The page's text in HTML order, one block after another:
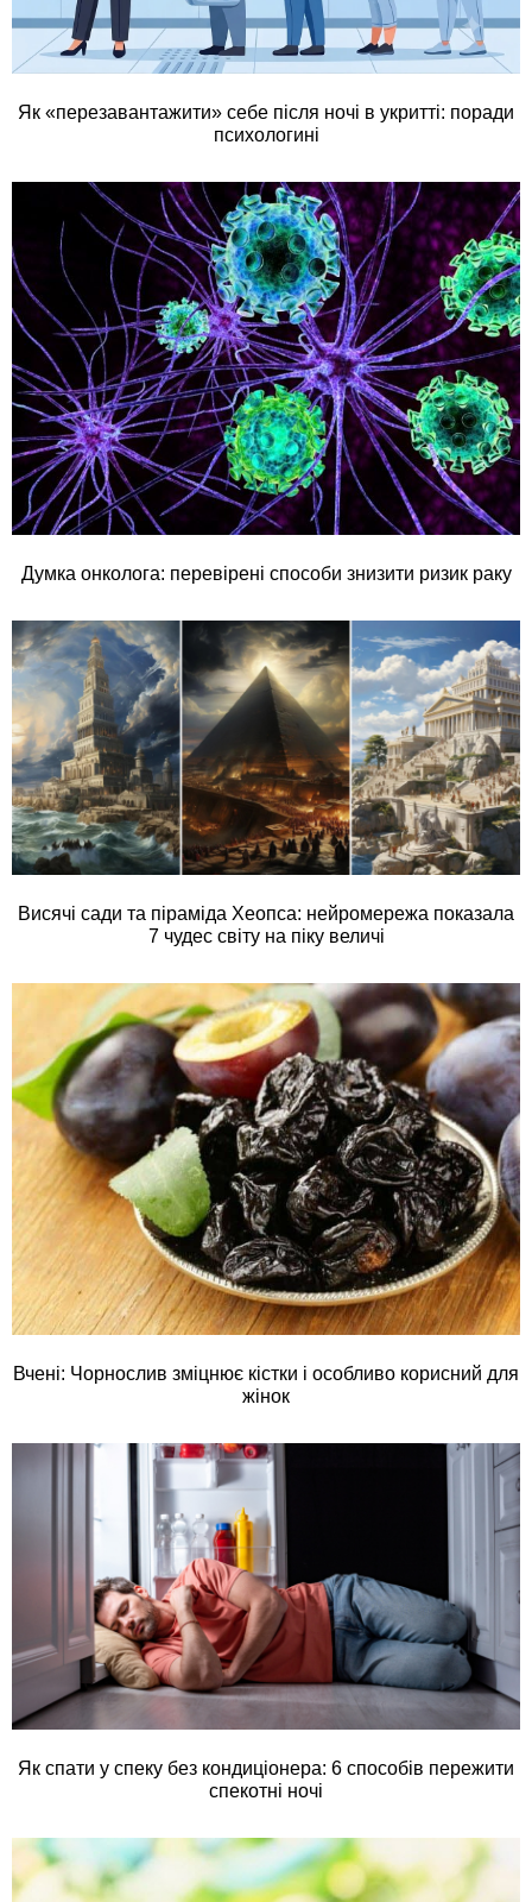
Як «перезавантажити» себе після ночі в укритті: поради
психологині
Думка онколога: перевірені способи знизити ризик раку
Висячі сади та піраміда Хеопса: нейромережа показала
7 чудес світу на піку величі
Вчені: Чорнослив зміцнює кістки і особливо корисний для
жінок
Як спати у спеку без кондиціонера: 6 способів пережити
спекотні ночі